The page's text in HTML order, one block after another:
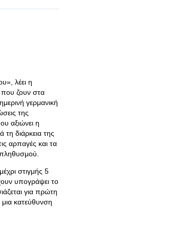
λέει η
ζουν στα
γερμανική
της
αξιώνει η
τη διάρκεια της
αρπαγές και τα
στιγμής 5
υπογράψει το
για πρώτη
κατεύθυνση